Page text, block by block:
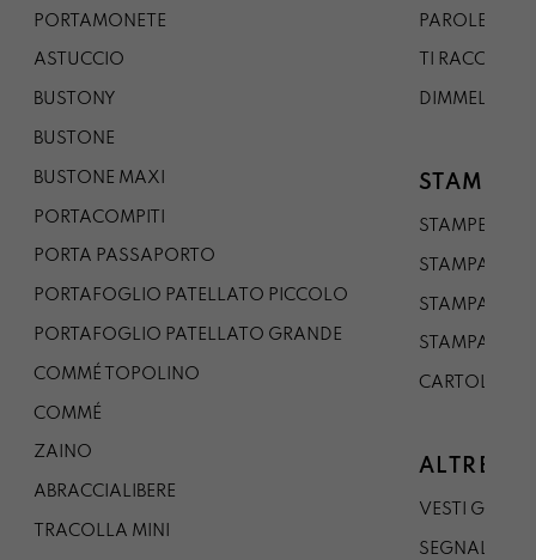
PORTAMONETE
ASTUCCIO
BUSTONY
BUSTONE
BUSTONE MAXI
PORTACOMPITI
PORTA PASSAPORTO
PORTAFOGLIO PATELLATO PICCOLO
PORTAFOGLIO PATELLATO GRANDE
COMMÉ TOPOLINO
COMMÉ
ZAINO
ABRACCIALIBERE
TRACOLLA MINI
PAROLE DA
TI
DIMMELO
STAMPE
STAMPE A5
STAMPA A3
STAMPA A1
STAMPA A0
CARTOLINA
ALTRE
VESTI
SEGNALIBRO